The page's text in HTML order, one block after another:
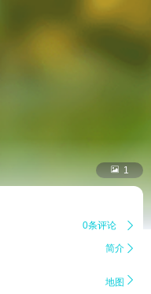
 1
0条评论 
简介 
地图 